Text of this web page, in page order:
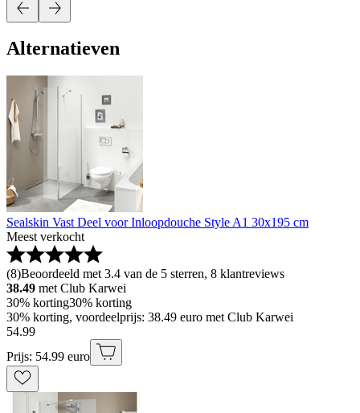
Alternatieven
Sealskin Vast Deel voor Inloopdouche Style A1 30x195 cm
Meest verkocht
(8)Beoordeeld met 3.4 van de 5 sterren, 8 klantreviews
38.49 met Club Karwei
30% korting30% korting
30% korting, voordeelprijs: 38.49 euro met Club Karwei
54.99
Prijs: 54.99 euro